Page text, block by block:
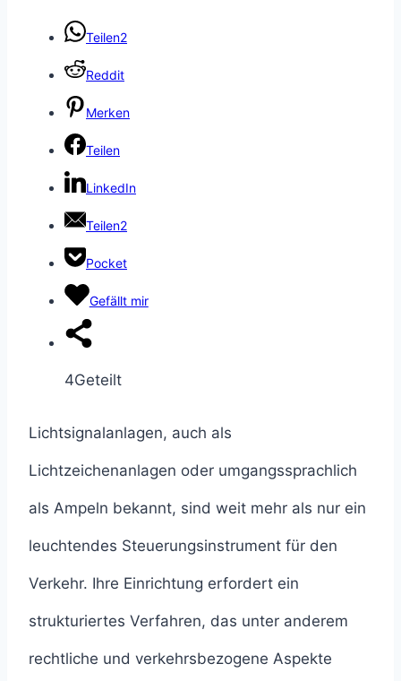
Teilen2
Reddit
Merken
Teilen
LinkedIn
Teilen2
Pocket
Gefällt mir
4Geteilt
Lichtsignalanlagen, auch als
Lichtzeichenanlagen oder umgangssprachlich
als Ampeln bekannt, sind weit mehr als nur ein
leuchtendes Steuerungsinstrument für den
Verkehr. Ihre Einrichtung erfordert ein
strukturiertes Verfahren, das unter anderem
rechtliche und verkehrsbezogene Aspekte